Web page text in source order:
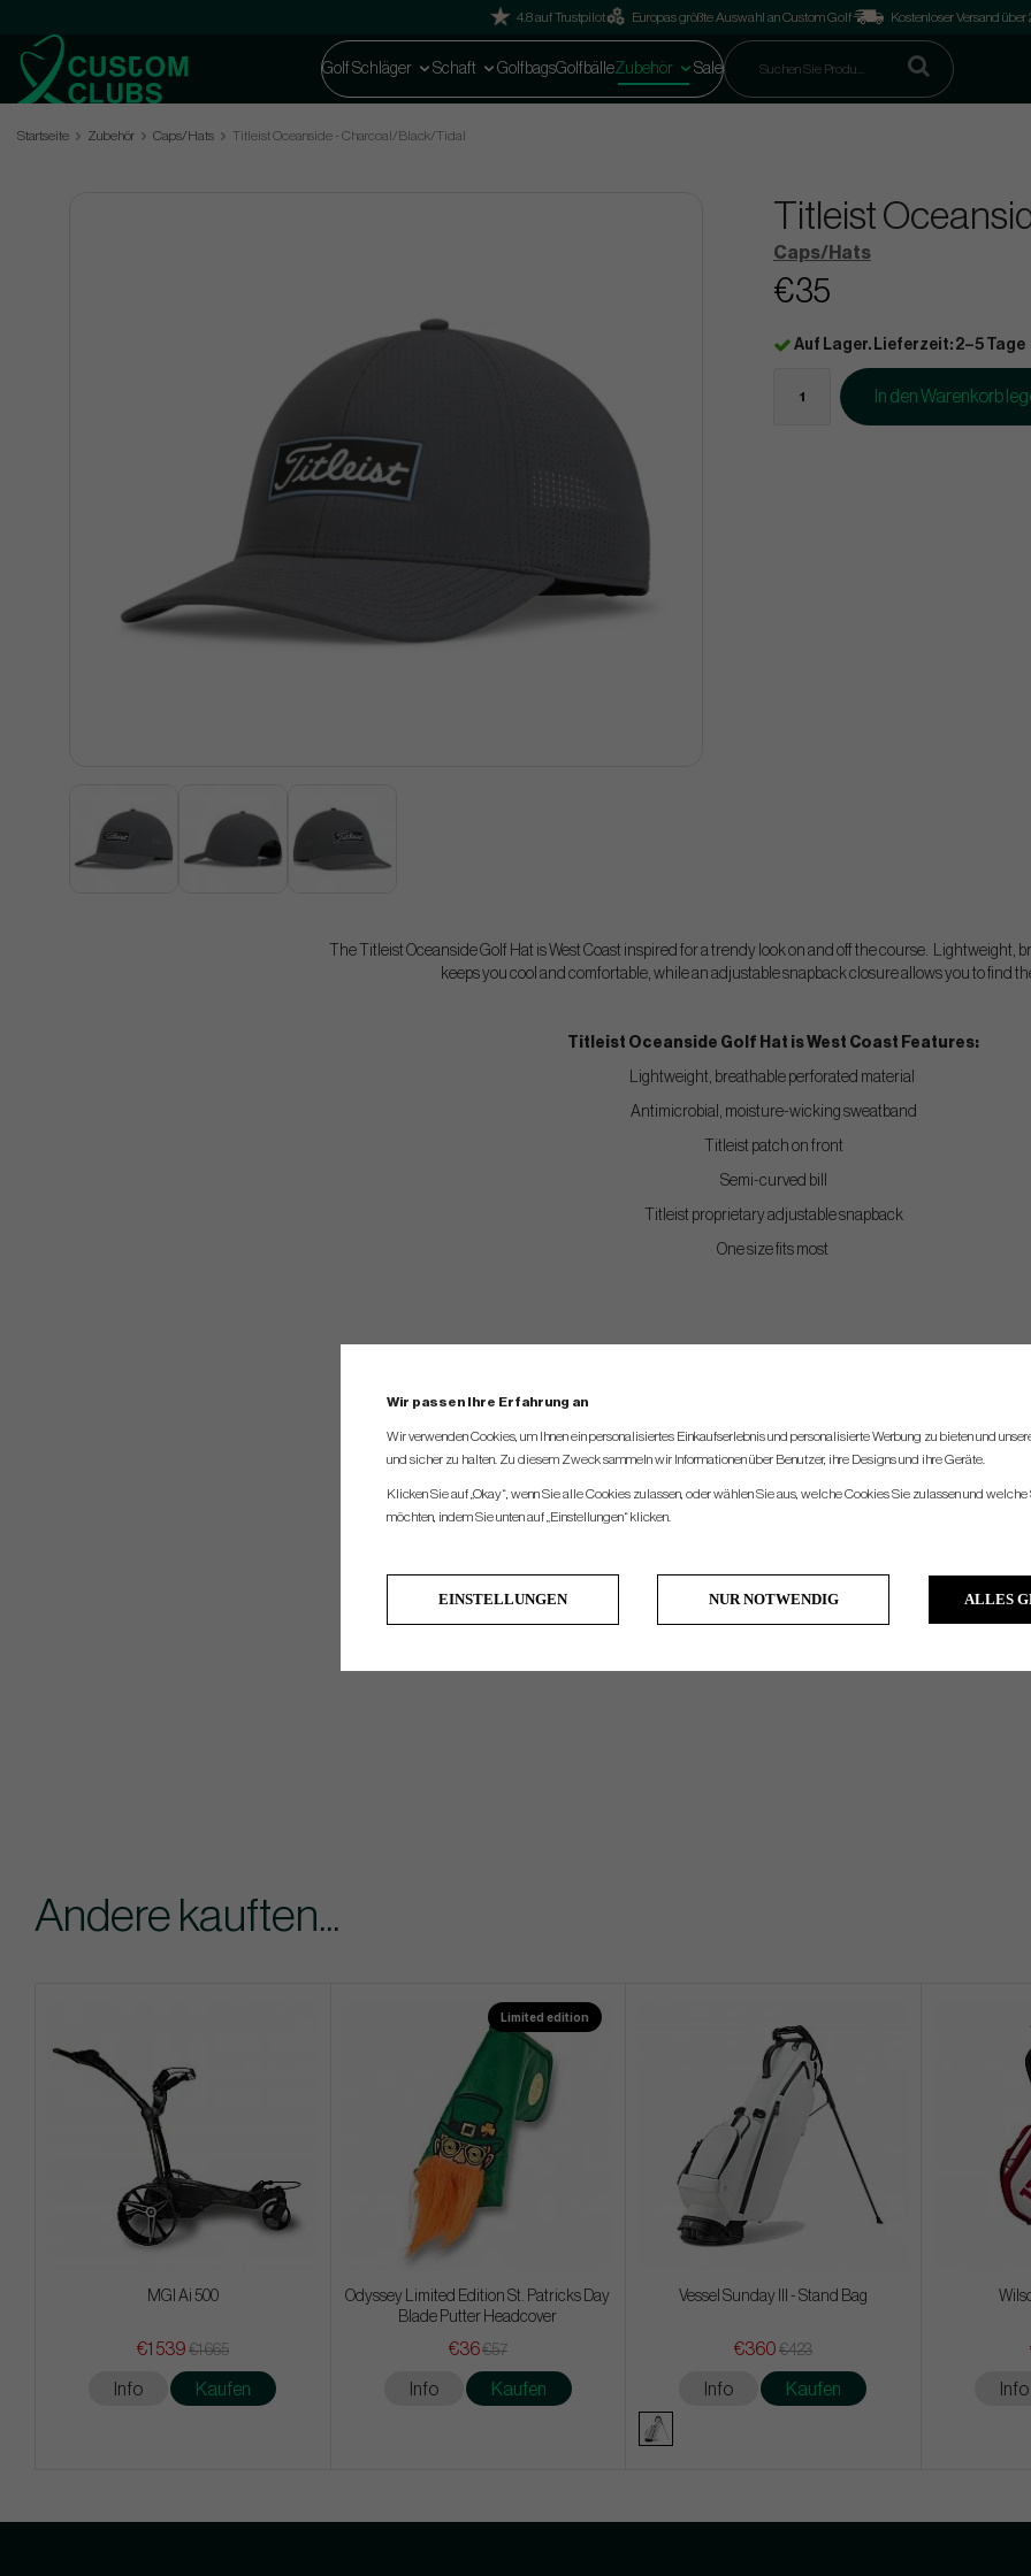
4.8 auf Trustpilot Europas größte Auswahl an Custom Golf Kostenloser Versand über
Golf Schläger Schaft GolfbagsGolfbälleZubehör Sale
Startseite Zubehör Caps/Hats Titleist Oceanside - Charcoal/Black/Tidal
Titleist
Caps/Hats
€35
Auf Lager. Lieferzeit: 2–5 Tage
In den Warenkorb
The Titleist Oceanside Golf Hat is West Coast inspired for a trendy look on and off the course. Lightweight,
keeps you cool and comfortable, while an adjustable snapback closure allows you to find
Titleist Oceanside Golf Hat is West Coast Features:
Lightweight, breathable perforated material
Antimicrobial, moisture-wicking sweatband
Titleist patch on front
Semi-curved bill
Titleist proprietary adjustable snapback
One size fits most
Andere kauften...
MGI Ai 500
€1 539 €1 665
Info Kaufen
Limited edition
Odyssey Limited Edition St. Patricks Day
Blade Putter Headcover
€36€57
Info Kaufen
Vessel Sunday III - Stand Bag
€360 €423
Info Kaufen Info
Wir passen Ihre Erfahrung an
Wir verwenden Cookies, um Ihnen ein personalisiertes Einkaufserlebnis und personalisierte Werbung zu bieten und
und sicher zu halten. Zu diesem Zweck sammeln wir Informationen über Benutzer, ihre Designs und ihre Geräte.
Klicken Sie auf „Okay“, wenn Sie alle Cookies zulassen, oder wählen Sie aus, welche Cookies Sie zulassen und
möchten, indem Sie unten auf „Einstellungen“ klicken.
EINSTELLUNGEN NUR NOTWENDIG ALLES